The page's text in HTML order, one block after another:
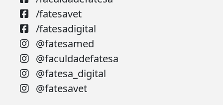
/fatesavet
/fatesadigital
@fatesamed
@faculdadefatesa
@fatesa_digital
@fatesavet